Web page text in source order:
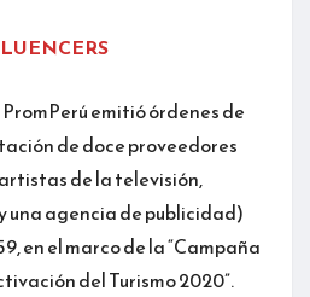
emitió órdenes de
de doce proveedores
de la televisión,
agencia de publicidad)
en el marco de la “Campaña
del Turismo 2020”.